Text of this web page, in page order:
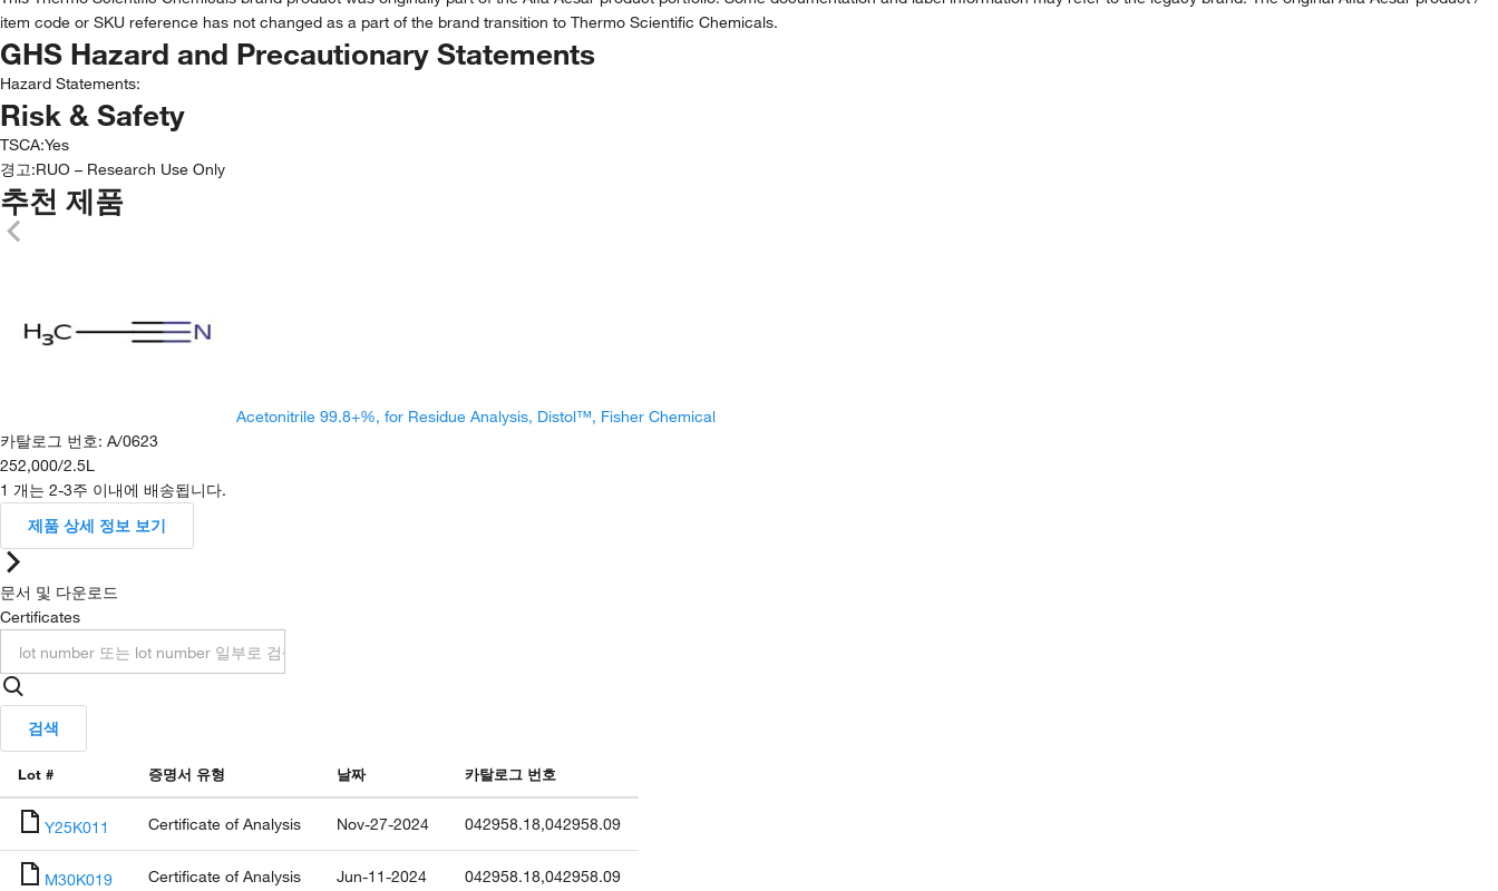
item code or SKU reference has not changed as a part of the brand transition to Thermo Scientific Chemicals.
GHS Hazard and Precautionary Statements
Hazard Statements:
Risk & Safety
TSCA:Yes
경고:RUO – Research Use Only
추천 제품
Acetonitrile 99.8+%, for Residue Analysis, Distol™, Fisher Chemical
카탈로그 번호: A/0623
252,000/2.5L
1 개는 2-3주 이내에 배송됩니다.
제품 상세 정보 보기
문서 및 다운로드
Certificates
검색
Lot # 증명서 유형 날짜 카탈로그 번호
Y25K011 Certificate of Analysis Nov-27-2024 042958.18,042958.09
M30K019 Certificate of Analysis Jun-11-2024 042958.18,042958.09